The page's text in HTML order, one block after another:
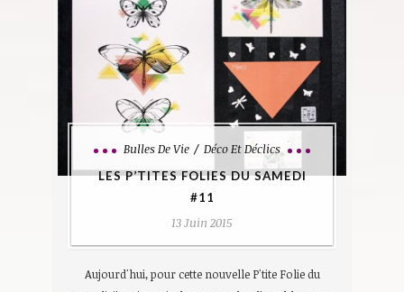
Bulles De Vie Déco Et Déclics
LES P’TITES FOLIES DU SAMEDI
#11
13 Juin 2015
Aujourd'hui, pour cette nouvelle P'tite Folie du